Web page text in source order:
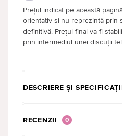
Prețul indicat pe această
orientativ și nu reprezintă prin
definitivă. Prețul final va fi
prin intermediul unei discuții
DESCRIERE ȘI
RECENZII 0